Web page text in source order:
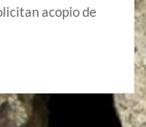
acopio de